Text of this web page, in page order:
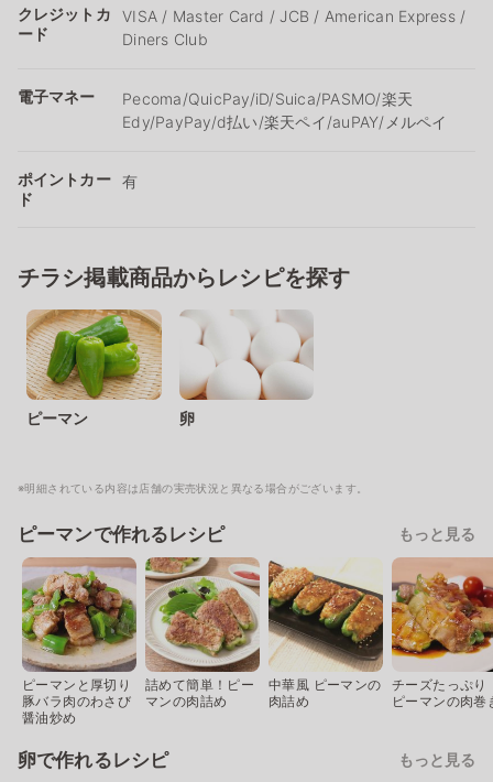
クレジットカ
ード
VISA / Master Card / JCB / American Express /
Diners Club
電子マネー
Pecoma/QuicPay/iD/Suica/PASMO/楽天
Edy/PayPay/d払い/楽天ペイ/auPAY/メルペイ
ポイントカー
ド
有
チラシ掲載商品からレシピを探す
ピーマン 卵
※明細されている内容は店舗の実売状況と異なる場合がございます。
ピーマンで作れるレシピ もっと見る
ピーマンと厚切り
豚バラ肉のわさび
醤油炒め
詰めて簡単！ピー
マンの肉詰め
中華風 ピーマンの
肉詰め
チーズたっぷり
ピーマンの肉巻
卵で作れるレシピ もっと見る